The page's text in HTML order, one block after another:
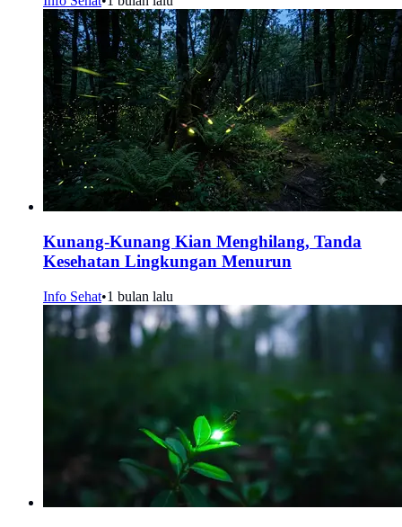
Kunang-Kunang Kian Menghilang, Tanda
Kesehatan Lingkungan Menurun
Info Sehat•1 bulan lalu